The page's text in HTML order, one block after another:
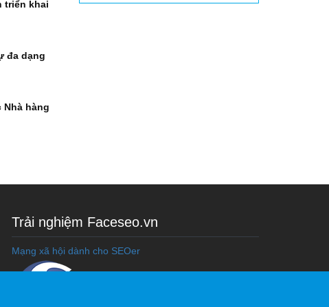
triển khai
đa dạng
Nhà hàng
Trải nghiệm Faceseo.vn
Mạng xã hội dành cho SEOer